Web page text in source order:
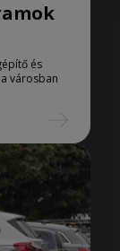
és
városban